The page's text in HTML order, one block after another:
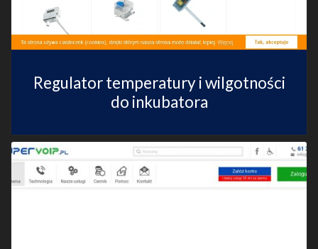
Regulator temperatury i wilgotności
do inkubatora